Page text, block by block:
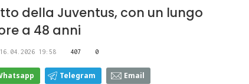
della Juventus, con un lungo
a 48 anni
16.04.2026 19:58 407 0
Telegram Email